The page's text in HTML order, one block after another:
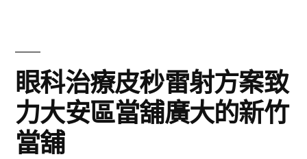
眼科治療皮秒雷射方案致
力大安區當舖廣大的新竹
當舖